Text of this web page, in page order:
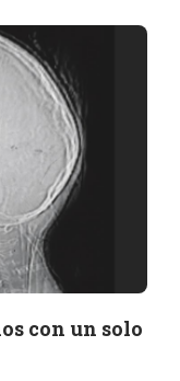
con un solo